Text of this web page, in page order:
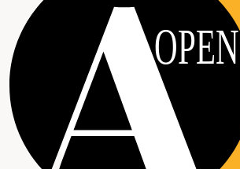
OPEN